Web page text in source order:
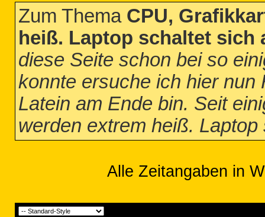
Zum Thema CPU,
heiß. Laptop schaltet sich
diese Seite schon bei so
konnte ersuche ich hier nun
Latein am Ende bin. Seit
werden extrem heiß.
Alle Zeitangaben in